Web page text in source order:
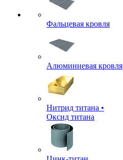
Фальцевая кровля
Алюминиевая кровля
Нитрид титана •
Оксид титана